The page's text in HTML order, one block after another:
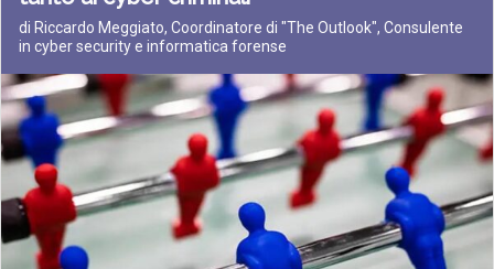
di Riccardo Meggiato, Coordinatore di "The Outlook", Consulente
in cyber security e informatica forense